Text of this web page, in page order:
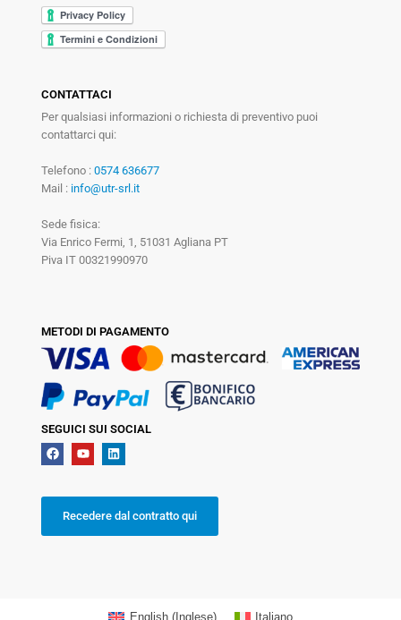
CONTATTACI
Per qualsiasi informazioni o richiesta di preventivo puoi
contattarci qui:
Telefono : 0574 636677
Mail : info@utr-srl.it
Sede fisica:
Via Enrico Fermi, 1, 51031 Agliana PT
Piva IT 00321990970
METODI DI PAGAMENTO
SEGUICI SUI SOCIAL
Recedere dal contratto qui
English(Inglese) Italiano